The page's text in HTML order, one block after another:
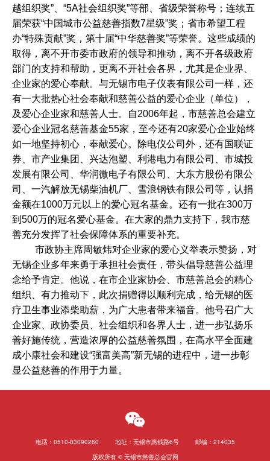
越组织奖” “5A社会组织奖”等部、省级荣誉称号；连续五
届荣获“中国城市公益慈善指数7星级”奖；省市希望工程
办“特殊贡献”奖，第十届“中华慈善奖”等荣誉。这些成绩的
取得，离不开市委市政府的领导和推动，离不开各级政府
部门的支持和帮助，更离不开社会各界，尤其是企业界、
企业家的爱心奉献。与无锡市电子仪表有限公司一样，还
有一大批热心社会奉献和慈善公益的爱心企业（单位），
及爱心企业家和慈善人士。自2006年起，市慈善总会建立
爱心企业冠名慈善基金55家，至今还有20家爱心企业始终
如一地坚持初心，奉献爱心。除电仪公司外，还有国联证
券、市产业集团、兴达泡塑、利港电力有限公司、市城投
发展有限公司、华润微电子有限公司、大东方股份有限公
司、一汽解放无锡柴油机厂、雪浪钢铁有限公司等，认捐
金额在1000万元以上的爱心冠名基金。还有一批在300万
到 500万的冠名爱心基金。在大家的鼎力支持下，我市慈
善充分发挥了社会保障体系的重要补充。
市政协主席周敏炜对企业家的爱心义举表示赞扬，对
无锡企业多年来勇于承担社会责任，带头倡导慈善公益理
念给予肯定。他说，在市企业家协会、市慈善总会的精心
组织、有力推动下，此次捐赠得以顺利完成，给无锡的医
疗卫生事业添柴助薪，为广大患者带来福音。他号召广大
企业家、政协委员、社会组织和各界人士，进一步弘扬乐
善好施传统，营造浓厚的公益慈善氛围，在高水平全面建
成小康社会和建设“强富美高”新无锡的进程中，进一步彰
显公益慈善的作用于力量。
电话：0510-83090260 地址：无锡市惠钱路6号 邮编：214035
版权所有 © 无锡市慈善总会官网